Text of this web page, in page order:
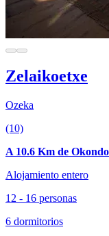
Zelaikoetxe
Ozeka
(10)
A 10.6 Km de
Alojamiento entero
12 - 16 personas
6 dormitorios